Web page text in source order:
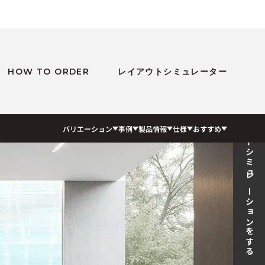
HOW TO ORDER レイアウトシミュレーター
バリエーション 事例 製品情報 仕様 おすすめ レイアウトシミュレーションをする